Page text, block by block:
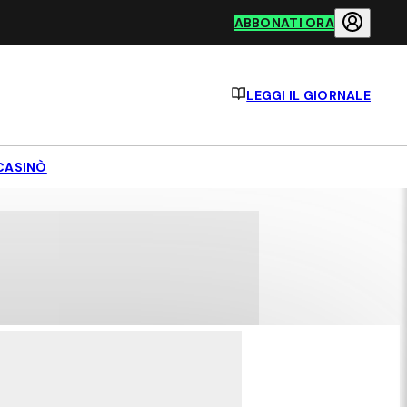
ABBONATI ORA
LEGGI IL GIORNALE